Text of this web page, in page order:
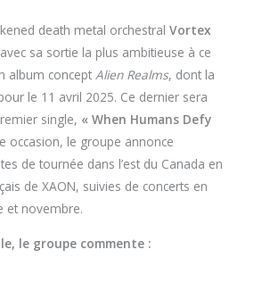
death metal orchestral Vortex
sa sortie la plus ambitieuse à ce
album concept Alien Realms, dont la
le 11 avril 2025. Ce dernier sera
single, « When Humans Defy
occasion, le groupe annonce
de tournée dans l’est du Canada en
de XAON, suivies de concerts en
et novembre.
le groupe commente :